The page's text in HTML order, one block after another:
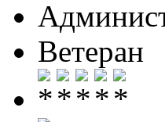
Ветеран